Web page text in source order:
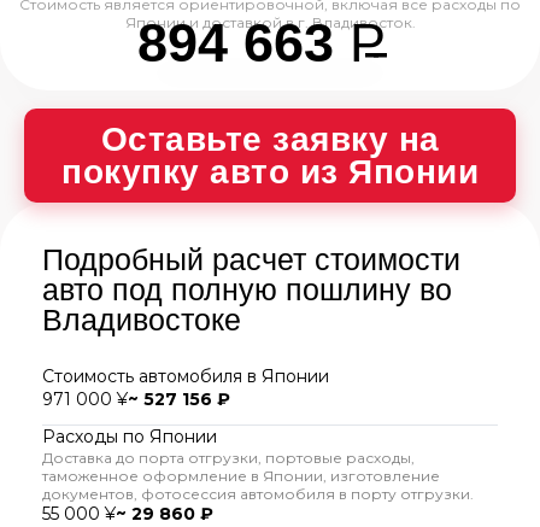
Стоимость является ориентировочной, включая все расходы по
Японии и доставкой в г. Владивосток.
894 663P
--
Оставьте заявку на
покупку авто из Японии
Подробный расчет стоимости
авто под полную пошлину во
Владивостоке
Стоимость автомобиля в Японии
971 000 ¥~ 527 156 ₽
Расходы по Японии
Доставка до порта отгрузки, портовые расходы,
таможенное оформление в Японии, изготовление
документов, фотосессия автомобиля в порту отгрузки.
55 000 ¥~ 29 860 ₽